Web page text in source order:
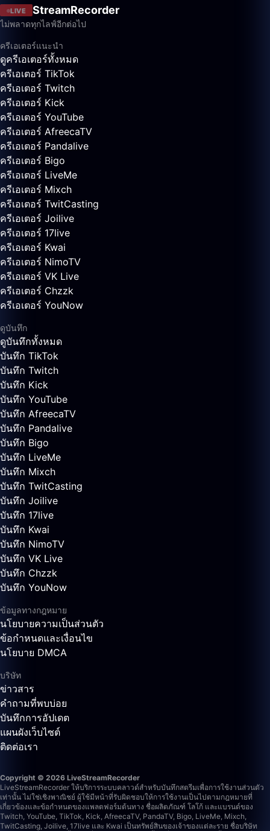
LIVE StreamRecorder
ไม่พลาดทุกไลฟ์อีกต่อไป
ครีเอเตอร์แนะนำ
ดูครีเอเตอร์ทั้งหมด
ครีเอเตอร์ TikTok
ครีเอเตอร์ Twitch
ครีเอเตอร์ Kick
ครีเอเตอร์ YouTube
ครีเอเตอร์ AfreecaTV
ครีเอเตอร์ Pandalive
ครีเอเตอร์ Bigo
ครีเอเตอร์ LiveMe
ครีเอเตอร์ Mixch
ครีเอเตอร์ TwitCasting
ครีเอเตอร์ Joilive
ครีเอเตอร์ 17live
ครีเอเตอร์ Kwai
ครีเอเตอร์ NimoTV
ครีเอเตอร์ VK Live
ครีเอเตอร์ Chzzk
ครีเอเตอร์ YouNow
ดูบันทึก
ดูบันทึกทั้งหมด
บันทึก TikTok
บันทึก Twitch
บันทึก Kick
บันทึก YouTube
บันทึก AfreecaTV
บันทึก Pandalive
บันทึก Bigo
บันทึก LiveMe
บันทึก Mixch
บันทึก TwitCasting
บันทึก Joilive
บันทึก 17live
บันทึก Kwai
บันทึก NimoTV
บันทึก VK Live
บันทึก Chzzk
บันทึก YouNow
ข้อมูลทางกฎหมาย
นโยบายความเป็นส่วนตัว
ข้อกำหนดและเงื่อนไข
นโยบาย DMCA
บริษัท
ข่าวสาร
คำถามที่พบบ่อย
บันทึกการอัปเดต
แผนผังเว็บไซต์
ติดต่อเรา
Copyright © 2026 LiveStreamRecorder
LiveStreamRecorder ให้บริการระบบคลาวด์สำหรับบันทึกสตรีมเพื่อการใช้งานส่วนตัว
เท่านั้น ไม่ใช่เชิงพาณิชย์ ผู้ใช้มีหน้าที่รับผิดชอบให้การใช้งานเป็นไปตามกฎหมายที่
เกี่ยวข้องและข้อกำหนดของแพลตฟอร์มต้นทาง ชื่อผลิตภัณฑ์ โลโก้ และแบรนด์ของ
Twitch, YouTube, TikTok, Kick, AfreecaTV, PandaTV, Bigo, LiveMe, Mixch,
TwitCasting, Joilive, 17live และ Kwai เป็นทรัพย์สินของเจ้าของแต่ละราย ชื่อบริษัท